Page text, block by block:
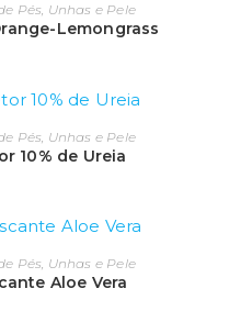
Pés, Unhas e Pele
Lemongrass
Pés, Unhas e Pele
10% de Ureia
Pés, Unhas e Pele
Aloe Vera